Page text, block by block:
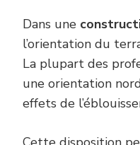
Dans une
l’orientation du
La plupart des
une orientation
effets de